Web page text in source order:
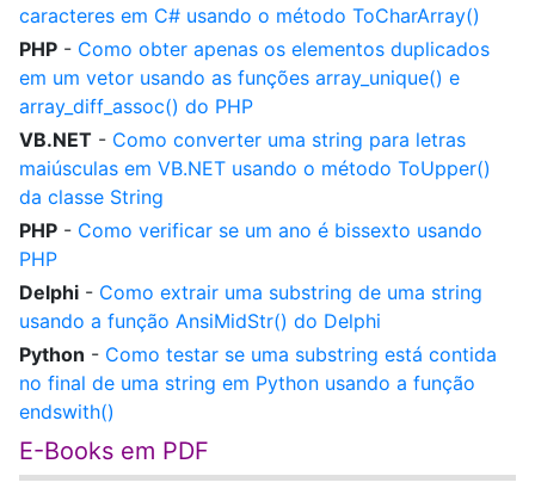
caracteres em C# usando o método ToCharArray()
PHP - Como obter apenas os elementos duplicados
em um vetor usando as funções array_unique() e
array_diff_assoc() do PHP
VB.NET - Como converter uma string para letras
maiúsculas em VB.NET usando o método ToUpper()
da classe String
PHP - Como verificar se um ano é bissexto usando
PHP
Delphi - Como extrair uma substring de uma string
usando a função AnsiMidStr() do Delphi
Python - Como testar se uma substring está contida
no final de uma string em Python usando a função
endswith()
E-Books em PDF